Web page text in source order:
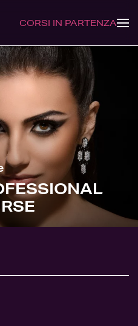
CORSI IN PARTENZA